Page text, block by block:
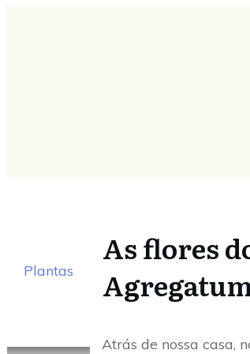
Plantas
As flores
Atrás de nossa casa,